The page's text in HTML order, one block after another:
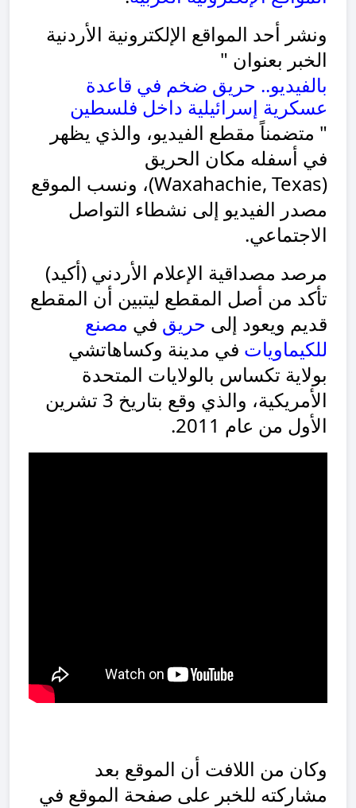
ونشر أحد المواقع الإلكترونية الأردنية
الخبر بعنوان "
بالفيديو.. حريق ضخم في قاعدة
عسكرية إسرائيلية داخل فلسطين
" متضمناً مقطع الفيديو، والذي يظهر
في أسفله مكان الحريق
(Waxahachie, Texas)، ونسب الموقع
مصدر الفيديو إلى نشطاء التواصل
الاجتماعي.
مرصد مصداقية الإعلام الأردني (أكيد)
تأكد من أصل المقطع ليتبين أن المقطع
قديم ويعود إلى حريق في مصنع
للكيماويات في مدينة وكساهاتشي
بولاية تكساس بالولايات المتحدة
الأمريكية، والذي وقع بتاريخ 3 تشرين
الأول من عام 2011.
وكان من اللافت أن الموقع بعد
مشاركته للخبر على صفحة الموقع في